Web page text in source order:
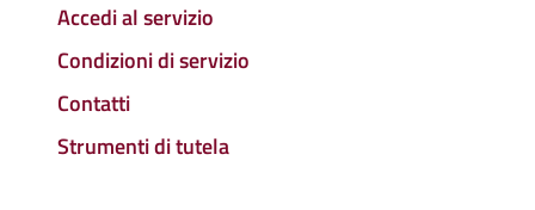
Accedi al servizio
Condizioni di servizio
Contatti
Strumenti di tutela